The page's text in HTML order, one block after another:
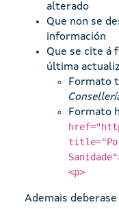
alterado
Que non se
información
Que se cite á
última
Formato
Formato
<p>
Ademais